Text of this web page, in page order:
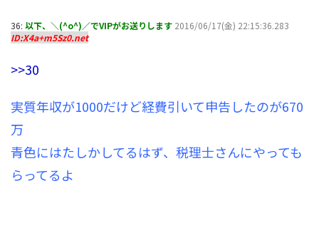
36: 以下、＼(^o^)／でVIPがお送りします 2016/06/17(金) 22:15:36.283
ID:X4a+m5Sz0.net
>>30
実質年収が1000だけど経費引いて申告したのが670
万
青色にはたしかしてるはず、税理士さんにやっても
らってるよ